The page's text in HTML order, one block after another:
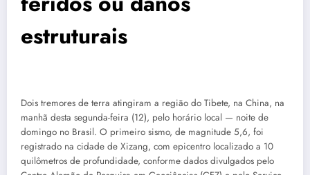
estruturais
Dois tremores de terra atingiram a região do Tibete, na China, na
manhã desta segunda-feira (12), pelo horário local — noite de
domingo no Brasil. O primeiro sismo, de magnitude 5,6, foi
registrado na cidade de Xizang, com epicentro localizado a 10
quilômetros de profundidade, conforme dados divulgados pelo